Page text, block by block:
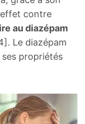
effet contre
au diazépam
Le diazépam
propriétés